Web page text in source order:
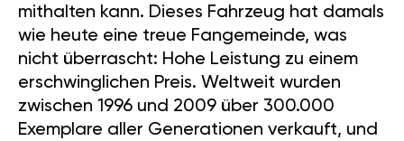
mithalten kann. Dieses Fahrzeug hat damals
wie heute eine treue Fangemeinde, was
nicht überrascht: Hohe Leistung zu einem
erschwinglichen Preis. Weltweit wurden
zwischen 1996 und 2009 über 300.000
Exemplare aller Generationen verkauft, und